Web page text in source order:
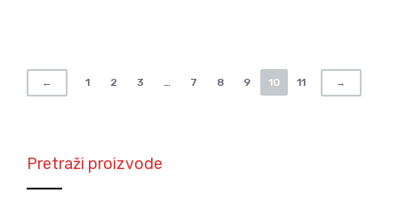
← 1 2 3 … 7 8 9 10 11 →
Pretraži proizvode